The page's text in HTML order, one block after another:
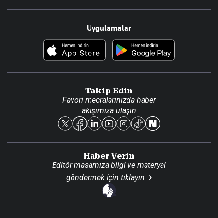
Resmî Ilanlar
Foto Haber
Hakkımızda
Künye
Reklam Ver
Uygulamalar
Takip Edin
Favori mecralarınızda haber
akışımıza ulaşın
Haber Verin
Editör masamıza bilgi ve materyal
göndermek için tıklayın